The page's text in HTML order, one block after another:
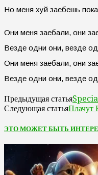
Но меня хуй заебешь
Они меня заебали, они
Везде одни они, везде
Они меня заебали, они
Везде одни они, везде
Предыдущая статья
Следующая статьяПлачут
ЭТО МОЖЕТ БЫТЬ